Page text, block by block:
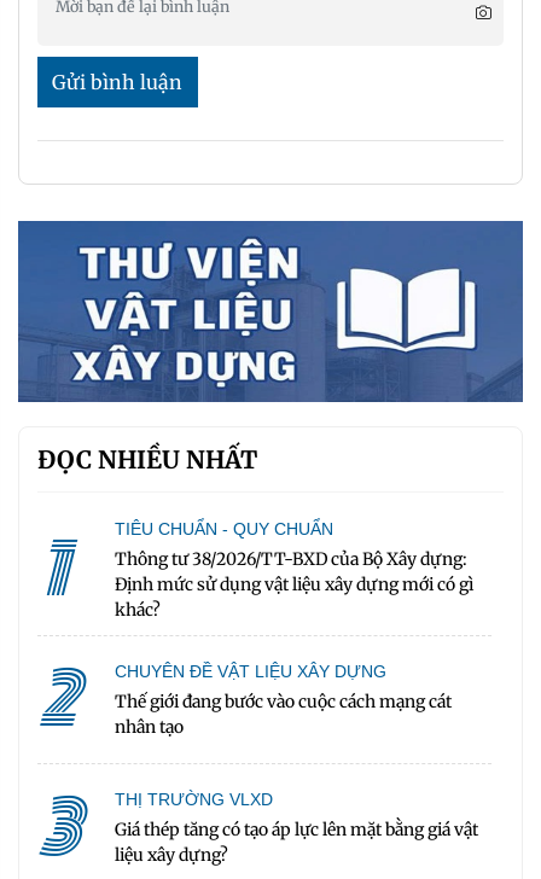
Gửi bình luận
ĐỌC NHIỀU NHẤT
1 TIÊU CHUẨN - QUY CHUẨN
Thông tư 38/2026/TT-BXD của Bộ Xây dựng:
Định mức sử dụng vật liệu xây dựng mới có gì
khác?
2 CHUYÊN ĐỀ VẬT LIỆU XÂY DỰNG
Thế giới đang bước vào cuộc cách mạng cát
nhân tạo
3 THỊ TRƯỜNG VLXD
Giá thép tăng có tạo áp lực lên mặt bằng giá vật
liệu xây dựng?